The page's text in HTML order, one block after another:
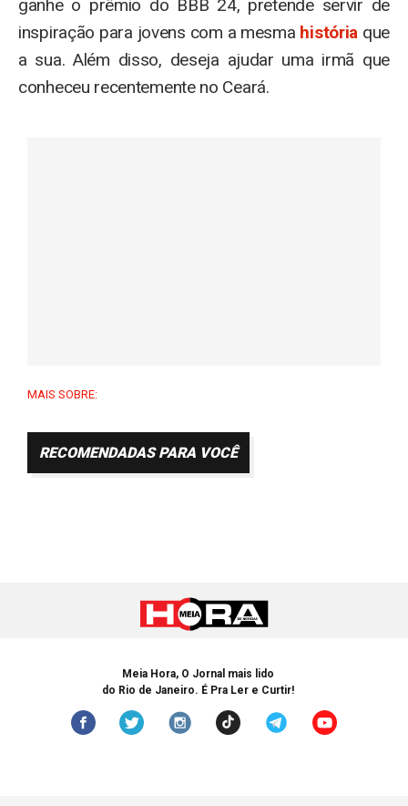
ganhe o prêmio do BBB 24, pretende servir de
inspiração para jovens com a mesma história que
a sua. Além disso, deseja ajudar uma irmã que
conheceu recentemente no Ceará.
MAIS SOBRE:
RECOMENDADAS PARA VOCÊ
Meia Hora, O Jornal mais lido
do Rio de Janeiro. É Pra Ler e Curtir!